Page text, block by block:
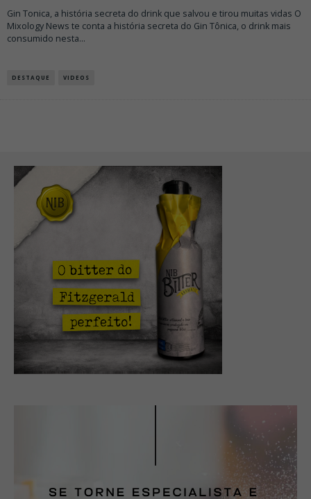
Gin Tonica, a história secreta do drink que salvou e tirou muitas vidas O
Mixology News te conta a história secreta do Gin Tônica, o drink mais
consumido nesta...
DESTAQUE VIDEOS